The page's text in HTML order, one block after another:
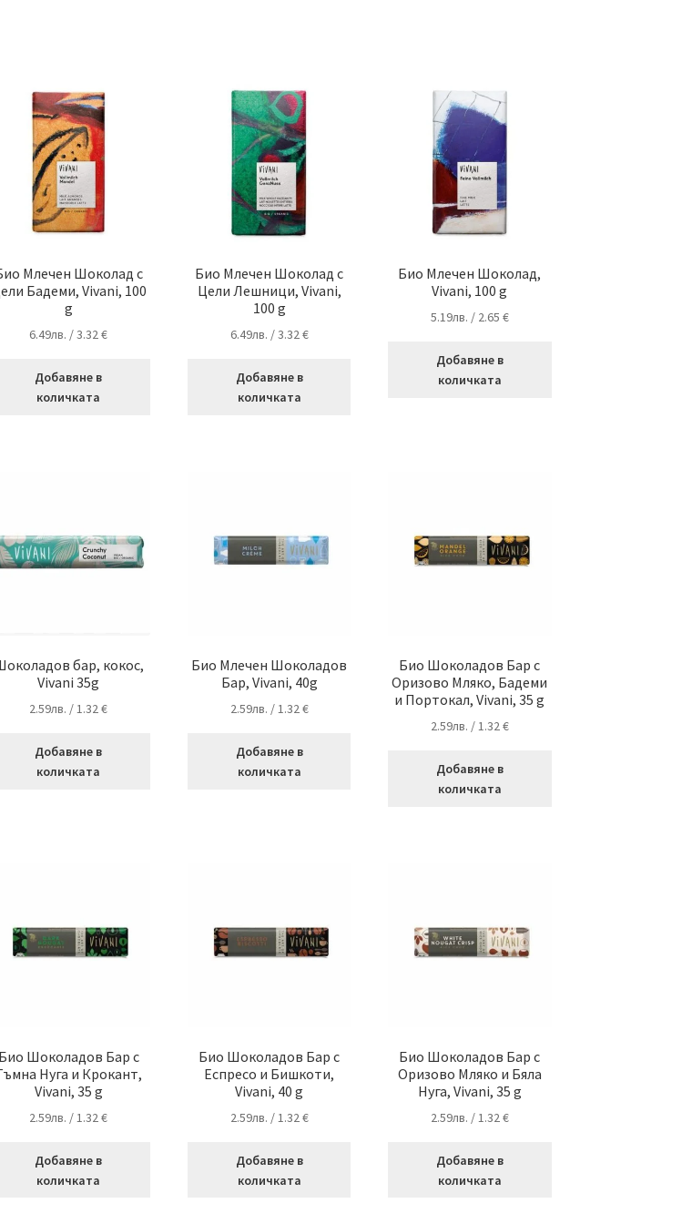
Млечен Шоколад с
Бадеми, Vivani, 100
g
6.49лв. / 3.32 €
Добавяне в
количката
Био Млечен Шоколад с
Цели Лешници, Vivani,
100 g
6.49лв. / 3.32 €
Добавяне в
количката
Био Млечен Шоколад,
Vivani, 100 g
5.19лв. / 2.65 €
Добавяне в
количката
бар, кокос,
Vivani 35g
2.59лв. / 1.32 €
Добавяне в
количката
Био Млечен Шоколадов
Бар, Vivani, 40g
2.59лв. / 1.32 €
Добавяне в
количката
Био Шоколадов Бар с
Оризово Мляко, Бадеми
и Портокал, Vivani, 35 g
2.59лв. / 1.32 €
Добавяне в
количката
Био Шоколадов Бар с
Нуга и Крокант,
Vivani, 35 g
2.59лв. / 1.32 €
Добавяне в
количката
Био Шоколадов Бар с
Еспресо и Бишкоти,
Vivani, 40 g
2.59лв. / 1.32 €
Добавяне в
количката
Био Шоколадов Бар с
Оризово Мляко и Бяла
Нуга, Vivani, 35 g
2.59лв. / 1.32 €
Добавяне в
количката